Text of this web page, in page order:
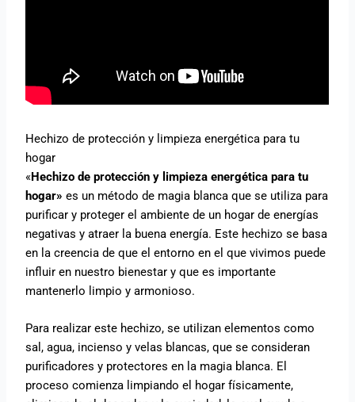
Hechizo de protección y limpieza energética para tu
hogar
«Hechizo de protección y limpieza energética para tu
hogar» es un método de magia blanca que se utiliza para
purificar y proteger el ambiente de un hogar de energías
negativas y atraer la buena energía. Este hechizo se basa
en la creencia de que el entorno en el que vivimos puede
influir en nuestro bienestar y que es importante
mantenerlo limpio y armonioso.
Para realizar este hechizo, se utilizan elementos como
sal, agua, incienso y velas blancas, que se consideran
purificadores y protectores en la magia blanca. El
proceso comienza limpiando el hogar físicamente,